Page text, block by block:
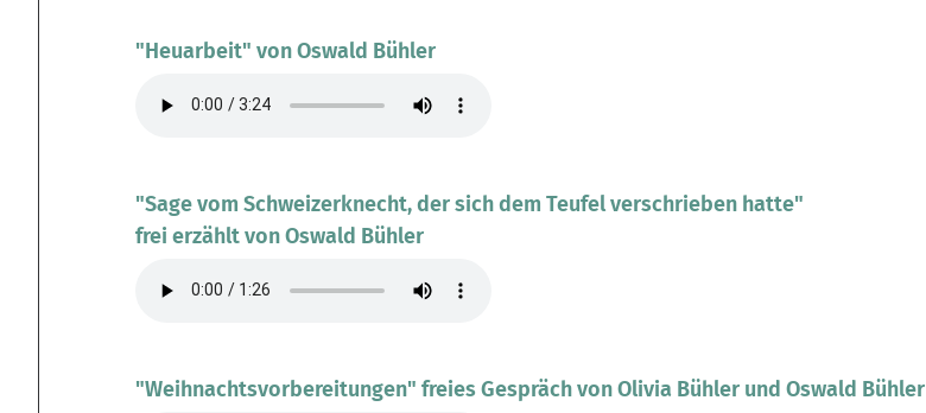
"Heuarbeit" von Oswald Bühler
"Sage vom Schweizerknecht, der sich dem Teufel verschrieben hatte"
frei erzählt von Oswald Bühler
"Weihnachtsvorbereitungen" freies Gespräch von Olivia Bühler und Oswald Bühler